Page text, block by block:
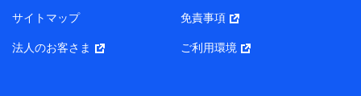
村 忠義
また当社は、オンライン面談による保険のご相談にあたっ
サイトマップ 免責事項
法人のお客さま ご利用環境